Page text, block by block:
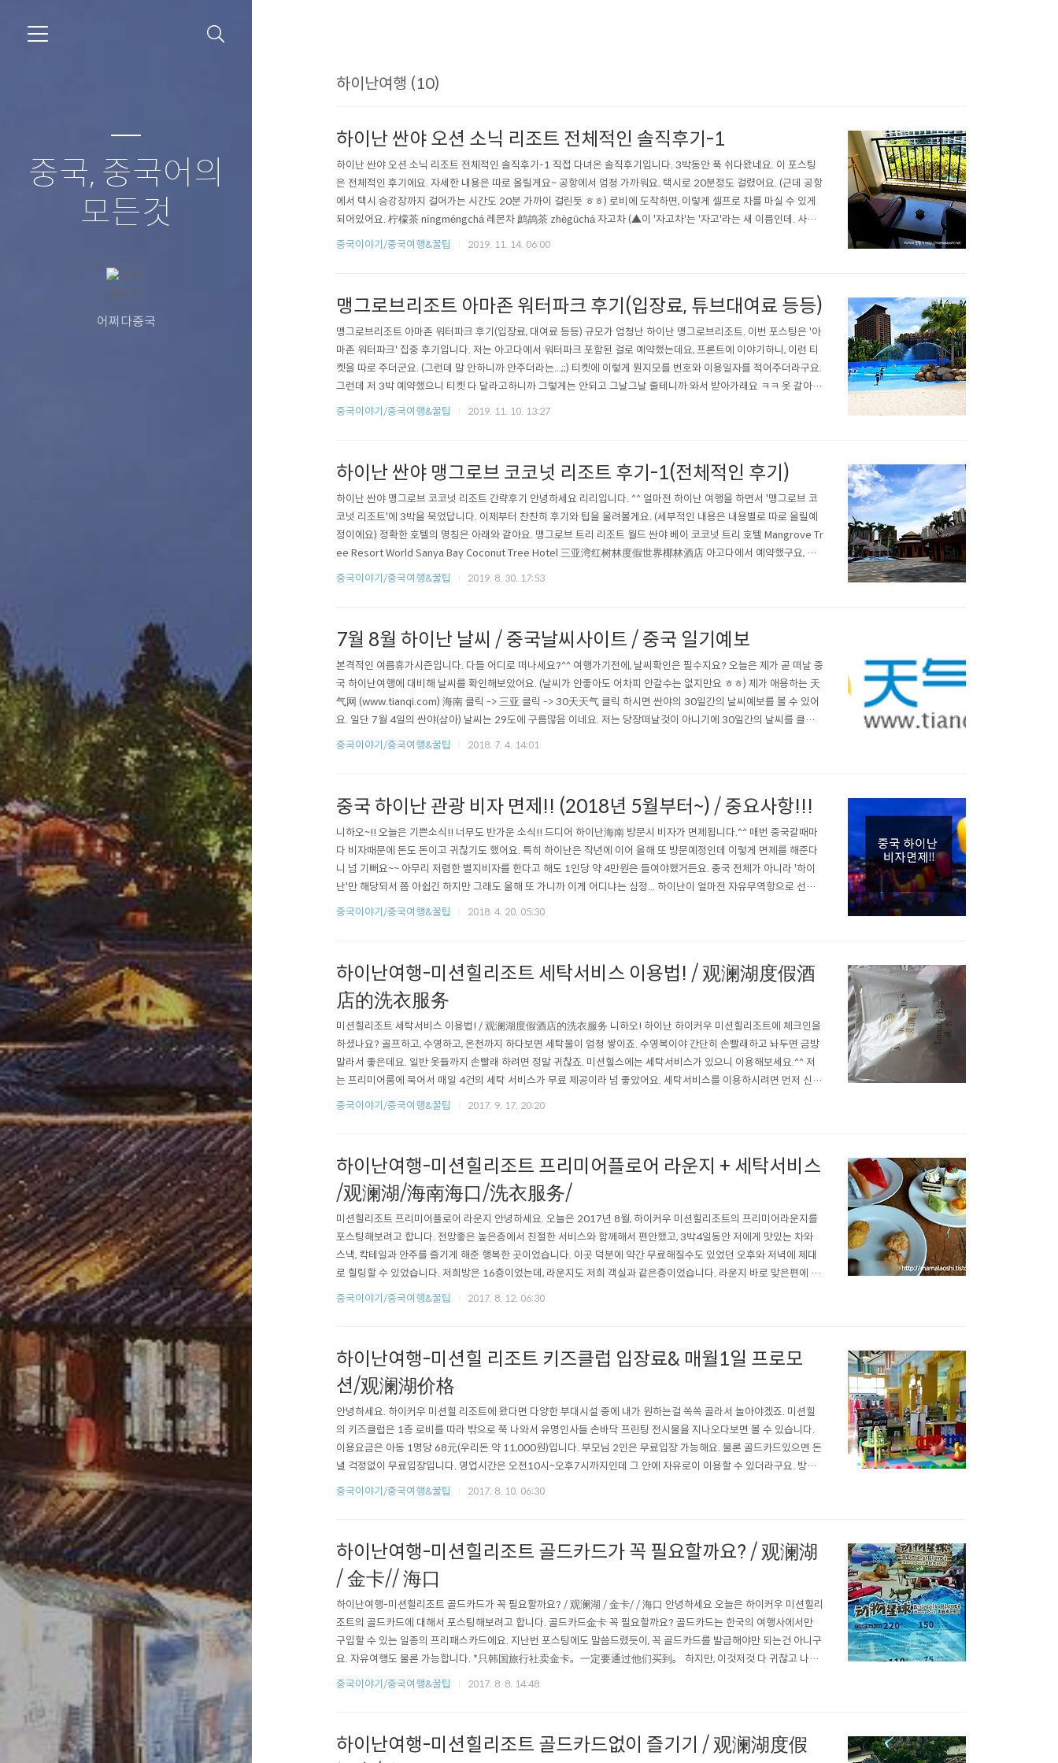
중국, 중국어의
모든것
어쩌다중국
하이난여행 (10)
하이난 싼야 오션 소닉 리조트 전체적인 솔직후기-1
하이난 싼야 오션 소닉 리조트 전체적인 솔직후기-1 직접 다녀온 솔직후기입니다. 3박동안 푹 쉬다왔네요. 이 포스팅
은 전체적인 후기에요. 자세한 내용은 따로 올릴게요~ 공항에서 엄청 가까워요. 택시로 20분정도 걸렸어요. (근데 공항
에서 택시 승강장까지 걸어가는 시간도 20분 가까이 걸린듯 ㅎㅎ) 로비에 도착하면, 이렇게 셀프로 차를 마실 수 있게
되어있어요. 柠檬茶 níngméngchá 레몬차 鹧鸪茶 zhègūchá 자고차 (▲이 '자고차'는 '자고'라는 새 이름인데. 사실
진짜 새로 만든 차일리는 없고... 이름이 새 이름이지만 찻잎으로 만든 차 이름이네요 ㅎㅎ 하이난海南이 원산지인 지역
중국이야기/중국여행&꿀팁 2019. 11. 14. 06:00
맹그로브리조트 아마존 워터파크 후기(입장료, 튜브대여료 등등)
맹그로브리조트 아마존 워터파크 후기(입장료, 대여료 등등) 규모가 엄청난 하이난 맹그로브리조트. 이번 포스팅은 '아
마존 워터파크' 집중 후기입니다. 저는 아고다에서 워터파크 포함된 걸로 예약했는데요, 프론트에 이야기하니, 이런 티
켓을 따로 주더군요. (그런데 말 안하니까 안주더라는...;;) 티켓에 이렇게 뭔지모를 번호와 이용일자를 적어주더라구요.
그런데 저 3박 예약했으니 티켓 다 달라고하니까 그렇게는 안되고 그날그날 줄테니까 와서 받아가래요 ㅋㅋ 옷 갈아입
고 리조트 중간쯤 가면 KFC와 분수대가 보여요. 그 뒤쪽이 워터파크 입구!! 입장료 참고하시라고 크게 올려드립니다.
중국이야기/중국여행&꿀팁 2019. 11. 10. 13:27
하이난 싼야 맹그로브 코코넛 리조트 후기-1(전체적인 후기)
하이난 싼야 맹그로브 코코넛 리조트 간략후기 안녕하세요 리리입니다. ^^ 얼마전 하이난 여행을 하면서 '맹그로브 코
코넛 리조트'에 3박을 묵었답니다. 이제부터 찬찬히 후기와 팁을 올려볼게요. (세부적인 내용은 내용별로 따로 올릴예
정이에요) 정확한 호텔의 명칭은 아래와 같아요. 맹그로브 트리 리조트 월드 싼야 베이 코코넛 트리 호텔 Mangrove Tr
ee Resort World Sanya Bay Coconut Tree Hotel 三亚湾红树林度假世界椰林酒店 아고다에서 예약했구요, 디
럭스 가든뷰에, 조식&아마존 워터파크 티켓 포함해서 3박에 28만원(세금/봉사료 포함)이었습니다. 로비는 agoda에
중국이야기/중국여행&꿀팁 2019. 8. 30. 17:53
7월 8월 하이난 날씨 / 중국날씨사이트 / 중국 일기예보
본격적인 여름휴가시즌입니다. 다들 어디로 떠나세요?^^ 여행가기전에, 날씨확인은 필수지요? 오늘은 제가 곧 떠날 중
국 하이난여행에 대비해 날씨를 확인해보았어요. (날씨가 안좋아도 어차피 안갈수는 없지만요 ㅎㅎ) 제가 애용하는 天
气网 (www.tianqi.com) 海南 클릭 -> 三亚 클릭 -> 30天天气 클릭 하시면 싼야의 30일간의 날씨예보를 볼 수 있어
요. 일단 7월 4일의 싼야(삼아) 날씨는 29도에 구름많음 이네요. 저는 당장떠날것이 아니기에 30일간의 날씨를 클릭합
니다. (三亚30天天气) 그럼 쫘라락~~ 나와요. 중국어 모르셔도, 그림만 봐도 대충 알 수 있어요 ^^ 제가 몇군데는 한글
중국이야기/중국여행&꿀팁 2018. 7. 4. 14:01
중국 하이난 관광 비자 면제!! (2018년 5월부터~) / 중요사항!!!
니하오~!! 오늘은 기쁜소식!! 너무도 반가운 소식!! 드디어 하이난海南 방문시 비자가 면제됩니다.^^ 매번 중국갈때마
다 비자때문에 돈도 돈이고 귀찮기도 했어요. 특히 하이난은 작년에 이어 올해 또 방문예정인데 이렇게 면제를 해준다
니 넘 기뻐요~~ 아무리 저렴한 별지비자를 한다고 해도 1인당 약 4만원은 들여야했거든요. 중국 전체가 아니라 '하이
난'만 해당되서 쫌 아쉽긴 하지만 그래도 올해 또 가니까 이게 어디냐는 심정... 하이난이 얼마전 자유무역항으로 선정
되었죠. 그걸 홍보하기위한 방법으로 보여진다고 하네요. 면비자 시행은 2018년 5월부터구요, 미국, 영국, 프랑스, 독
중국이야기/중국여행&꿀팁 2018. 4. 20. 05:30
하이난여행-미션힐리조트 세탁서비스 이용법! / 观澜湖度假酒
店的洗衣服务
미션힐리조트 세탁서비스 이용법! / 观澜湖度假酒店的洗衣服务 니하오! 하이난 하이커우 미션힐리조트에 체크인을
하셨나요? 골프하고, 수영하고, 온천까지 하다보면 세탁물이 엄청 쌓이죠. 수영복이야 간단히 손빨래하고 놔두면 금방
말라서 좋은데요. 일반 옷들까지 손빨래 하려면 정말 귀찮죠. 미션힐스에는 세탁서비스가 있으니 이용해보세요.^^ 저
는 프리미어룸에 묵어서 매일 4건의 세탁 서비스가 무료 제공이라 넘 좋았어요. 세탁서비스를 이용하시려면 먼저 신청
서를 작성하셔야 해요. 객실에 놓여있는 이 표를 찾아보세요. 룸 넘버는 미리 기재가 되어있구요, 오른쪽에 이름, 날짜,
중국이야기/중국여행&꿀팁 2017. 9. 17. 20:20
하이난여행-미션힐리조트 프리미어플로어 라운지 + 세탁서비스
/观澜湖/海南海口/洗衣服务/
미션힐리조트 프리미어플로어 라운지 안녕하세요. 오늘은 2017년 8월, 하이커우 미션힐리조트의 프리미어라운지를
포스팅해보려고 합니다. 전망좋은 높은층에서 친절한 서비스와 함께해서 편안했고, 3박4일동안 저에게 맛있는 차와
스낵, 칵테일과 안주를 즐기게 해준 행복한 곳이었습니다. 이곳 덕분에 약간 무료해질수도 있었던 오후와 저녁에 제대
로 힐링할 수 있었습니다. 저희방은 16층이었는데, 라운지도 저희 객실과 같은층이었습니다. 라운지 바로 맞은편에 16
층 전담 담당자들이 항시 대기하고있어 각종 불편한점을 바로 해결할 수 있어 만족스러웠습니다. 직원들은 영어에 능
중국이야기/중국여행&꿀팁 2017. 8. 12. 06:30
하이난여행-미션힐 리조트 키즈클럽 입장료& 매월1일 프로모
션/观澜湖价格
안녕하세요. 하이커우 미션힐 리조트에 왔다면 다양한 부대시설 중에 내가 원하는걸 쏙쏙 골라서 놀아야겠죠. 미션힐
의 키즈클럽은 1층 로비를 따라 밖으로 쭉 나와서 유명인사들 손바닥 프린팅 전시물을 지나오다보면 볼 수 있습니다.
이용요금은 아동 1명당 68元(우리돈 약 11,000원)입니다. 부모님 2인은 무료입장 가능해요. 물론 골드카드있으면 돈
낼 걱정없이 무료입장입니다. 영업시간은 오전10시~오후7시까지인데 그 안에 자유로이 이용할 수 있더라구요. 방카
드를 보여준 후 돈을 내면 파란색 팔찌를 채워주는데 그 위에 날짜를 적어줍니다. 처음에 입장할때 당연히 골드카드 들
중국이야기/중국여행&꿀팁 2017. 8. 10. 06:30
하이난여행-미션힐리조트 골드카드가 꼭 필요할까요? / 观澜湖
/ 金卡// 海口
하이난여행-미션힐리조트 골드카드가 꼭 필요할까요? / 观澜湖 / 金卡/ / 海口 안녕하세요 오늘은 하이커우 미션힐리
조트의 골드카드에 대해서 포스팅해보려고 합니다. 골드카드金卡 꼭 필요할까요? 골드카드는 한국의 여행사에서만
구입할 수 있는 일종의 프리패스카드에요. 지난번 포스팅에도 말씀드렸듯이, 꼭 골드카드를 발급해야만 되는건 아니구
요. 자유여행도 물론 가능합니다. *只韩国旅行社卖金卡。一定要通过他们买到。 하지만, 이것저것 다 귀찮고 나는
그냥 편하게 리조트내에서 모든혜택을 다 누리며 있을거야, 혹은 여행사에서 좋은가격에 패키지를 구입하셨다면 골드
중국이야기/중국여행&꿀팁 2017. 8. 8. 14:48
하이난여행-미션힐리조트 골드카드없이 즐기기 / 观澜湖度假